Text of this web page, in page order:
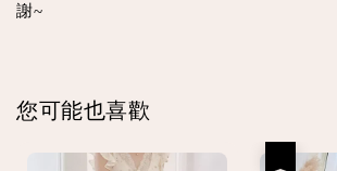
謝~
您可能也喜歡